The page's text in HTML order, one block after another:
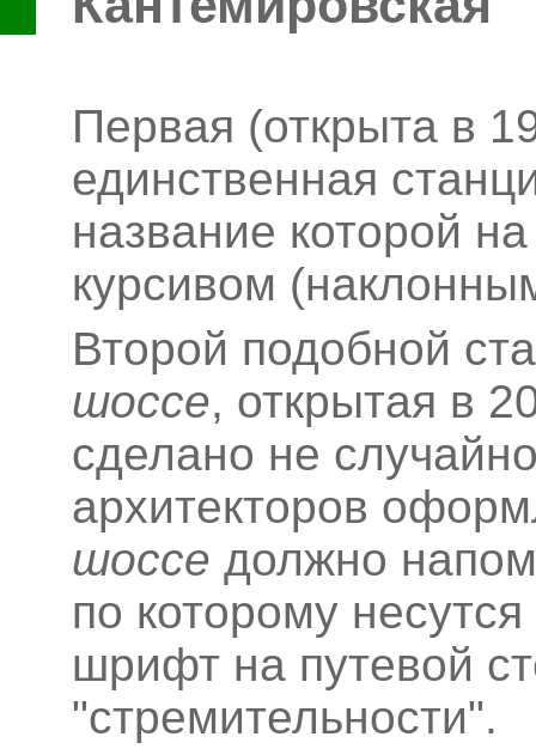
Первая (открыта в
единственная
название которой
курсивом
Второй подобной
шоссе, открытая в
сделано не
архитекторов
шоссе должно
по которому
шрифт на путевой
"стремительности".